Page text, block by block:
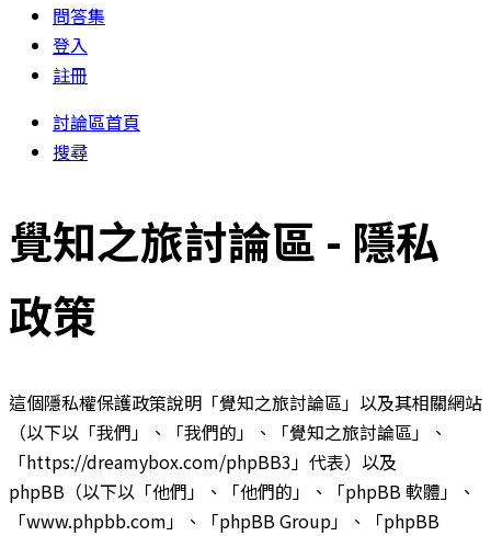
問答集
登入
註冊
討論區首頁
搜尋
覺知之旅討論區 - 隱私
政策
這個隱私權保護政策說明「覺知之旅討論區」以及其相關網站
（以下以「我們」、「我們的」、「覺知之旅討論區」、
「https://dreamybox.com/phpBB3」代表）以及
phpBB（以下以「他們」、「他們的」、「phpBB 軟體」、
「www.phpbb.com」、「phpBB Group」、「phpBB